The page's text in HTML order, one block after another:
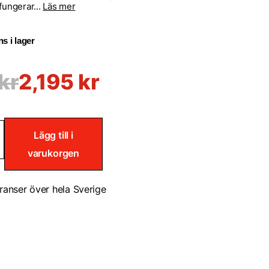
Läs mer
i lager
2,195 kr
Lägg till i
varukorgen
över hela Sverige